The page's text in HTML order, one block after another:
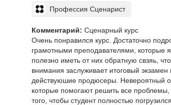
Профессия Сценарист
Комментарий: Сценарный курс
Очень понравился курс. Достаточно
грамотными преподавателями,
полезно иметь от них обратную свзяь,
внимания заслуживает итоговый
действуюшие продюсеры. Невероятный
которые помогают решить все
того, чтобы студент полностью